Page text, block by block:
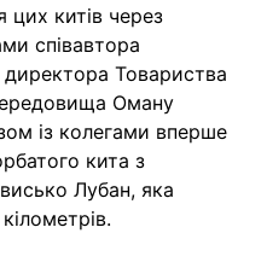
китів через
співавтора
Товариства
Оману
із колегами вперше
кита з
Лубан, яка